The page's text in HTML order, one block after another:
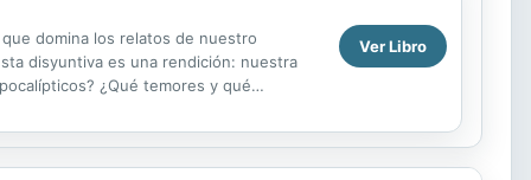
domina los relatos de nuestro
disyuntiva es una rendición: nuestra
¿Qué temores y qué
Ver Libro